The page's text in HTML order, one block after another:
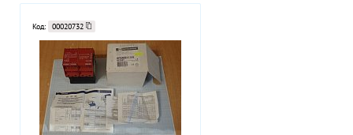
Код: 00020732